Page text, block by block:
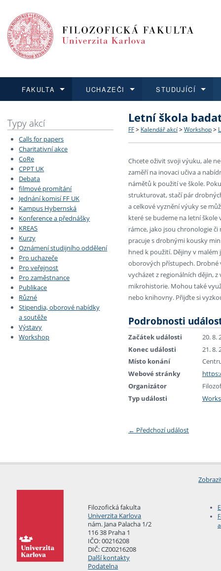
FAKULTA
Dozvědět se více
Struktura a historie
Strategie a další
Podpora a benefity pro
Absolventi fakulty
Fakultní školy FF UK
UCHAZEČI
Podat přihlášku
Co studovat a jak se
Učitelské studijní
Informace k průběhu
STUDUJÍCÍ
Dozvědět se více
Bakalářské a magisterské
Doktorské studium
Rigorózní řízení
Dozvědět se více
O vědě a výzkumu na FF
Akademické kvalifikace
Granty a projekty
Dozvědět se více
Aktuální nabídky a
Vyjíždějící studenti
Přijíždějící studenti
Vyjíždějící zaměstnanci
Typy akcí
Calls for papers
Charitativní akce
CoRe
CPPT UK
Debata
filmové promítání
Jednání komisí FF UK
Kampus Hybernská
Konference a přednášky
KREAS
Kurzy
Oznámení studijního oddělení
Pro uchazeče
Pro veřejnost
Pro zaměstnance
Publikace
Různé
Stipendia, oborové nabídky
a soutěže
Výstavy
Workshop
Letní škola
FF > Kalendář akcí > Workshop >
Chcete oživit svoji výuku, ale
zaměří na inovaci učiva a
námětů k použití ve škole.
strukturovat, stačí pár
a celkové vyznění výuky se
které se budeme na letní
rámce, jako jsou chronologie
pracuje s drobnými kousky
hned k použití. Dějiny v malém
oborových přístupech.
vycházet z regionálních dějin,
mikrohistorie. Mohou také
nebo knihovny. Přijďte si
Podrobnosti
Začátek události
20. 8.
Konec události
21. 8.
Místo konání
Webové stránky
Organizátor
Typ události
← Předchozí událost
Filozofická fakulta
Univerzita Karlova
nám. Jana Palacha 1/2
116 38 Praha 1
IČO: 00216208
DIČ: CZ00216208
Další kontakty
Podatelna